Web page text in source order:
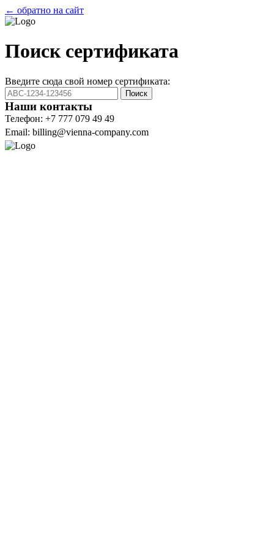
← обратно на сайт
Поиск сертификата
Введите сюда свой номер сертификата:
Поиск
Наши контакты
Телефон: +7 777 079 49 49
Email: billing@vienna-company.com